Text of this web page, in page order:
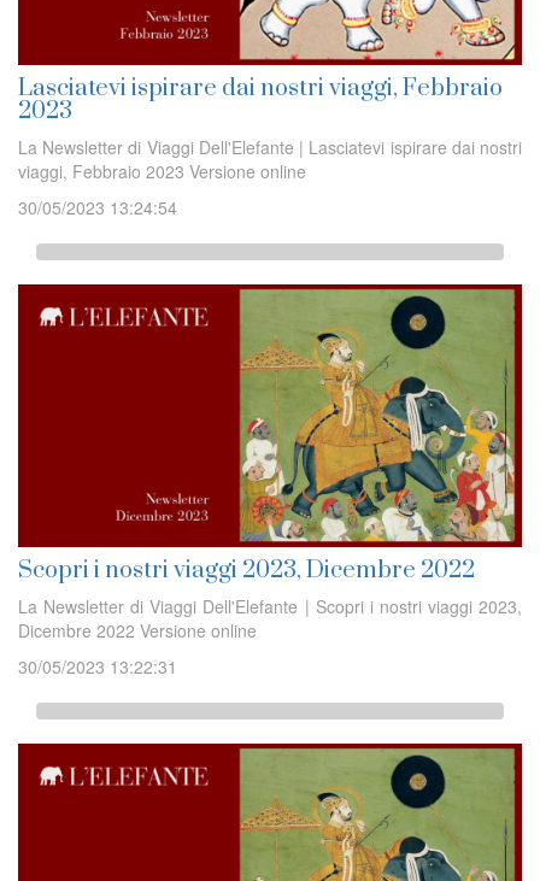
Lasciatevi ispirare dai nostri viaggi, Febbraio
2023
La Newsletter di Viaggi Dell'Elefante | Lasciatevi ispirare dai nostri
viaggi, Febbraio 2023 Versione online
30/05/2023 13:24:54
Scopri i nostri viaggi 2023, Dicembre 2022
La Newsletter di Viaggi Dell'Elefante | Scopri i nostri viaggi 2023,
Dicembre 2022 Versione online
30/05/2023 13:22:31